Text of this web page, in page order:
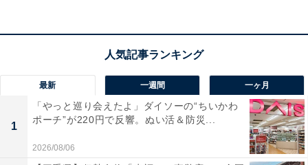
の昇り階段が解放され、家族連れにも大人気。タワー内
の「フットタウン」には、レトロゲームやVRゲームなど
が楽しめる「RED° TOKYO TOWER」や限定の東京タワ
ーオリジナルグッズが購入できるショップ、飲食店など
が集結しています。
この記事の筆者：福島 ゆき プロフィール
最新 一週間 一ヶ月
1
「やっと巡り会えたよ」ダイソーの“ちいかわ
ポーチ”が220円で反響。ぬい活＆防災...
2026/08/06